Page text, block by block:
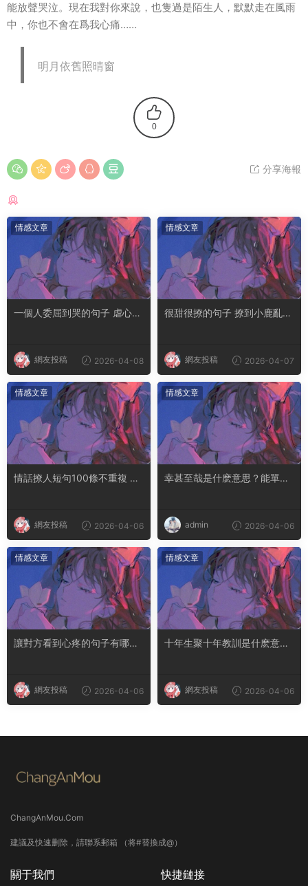
能放聲哭泣。現在我對你來說，也隻過是陌生人，默默走在風雨
中，你也不會在爲我心痛……
明月依舊照晴窗
0
分享海報
情感文章
一個人委屈到哭的句子 虐心到
網友投稿 2026-04-08
情感文章
很甜很撩的句子 撩到小鹿亂撞
網友投稿 2026-04-07
情感文章
情話撩人短句100條不重複 土
網友投稿 2026-04-06
情感文章
幸甚至哉是什麽意思？能單獨
admin 2026-04-06
情感文章
讓對方看到心疼的句子有哪
網友投稿 2026-04-06
情感文章
十年生聚十年教訓是什麽意思
網友投稿 2026-04-06
ChangAnMou.Com
建議及快速删除，請聯系郵箱 （将#替換成@）
關于我們 快捷鏈接